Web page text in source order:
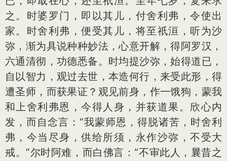
之。时婆罗门，即以其儿，付舍利弗，令使出
家。时舍利弗，便受其儿，将至祇洹，听为沙
弥，渐为具说种种妙法，心意开解，得阿罗汉，
六通清彻，功德悉备。时均提沙弥，始得道已，
自以智力，观过去世，本造何行，来受此形，得
遭圣师，而获果证？观见前身，作一饿狗，蒙我
和上舍利弗恩，今得人身，并获道果。欣心内
发，而自念言：“我蒙师恩，得脱诸苦，时舍利
弗，今当尽身，供给所须，永作沙弥，不受大
戒。”尔时阿难，而白佛言：“不审此人，曩昔之